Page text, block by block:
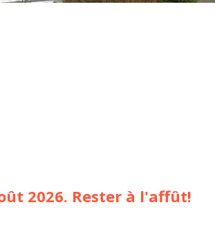
2026. Rester à l'affût!